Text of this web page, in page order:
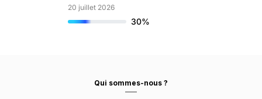
20 juillet 2026
30%
Qui sommes-nous ?